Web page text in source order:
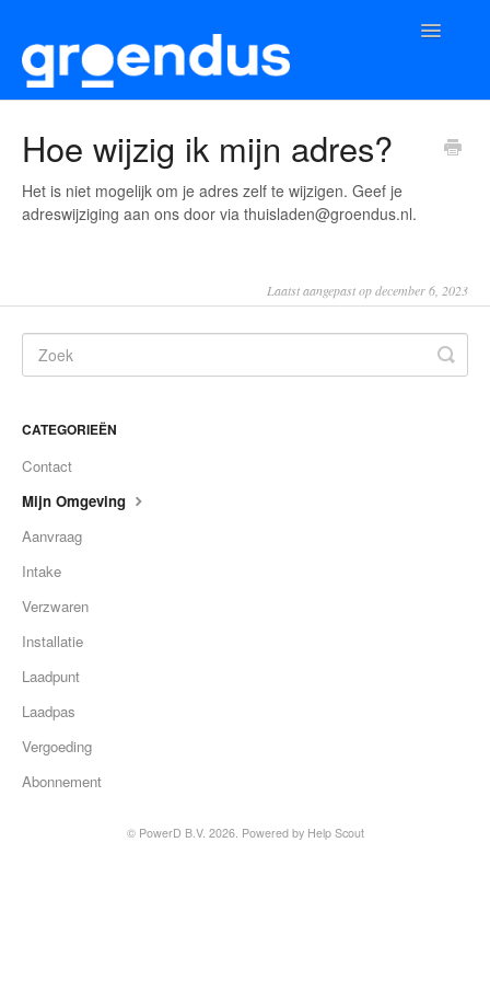
Toggle
Hoe wijzig ik mijn adres?
Het is niet mogelijk om je adres zelf te wijzigen. Geef je
adreswijziging aan ons door via thuisladen@groendus.nl.
Laatst aangepast op december 6, 2023
CATEGORIEËN
Contact
Mijn Omgeving
Aanvraag
Intake
Verzwaren
Installatie
Laadpunt
Laadpas
Vergoeding
Abonnement
© PowerD B.V. 2026. Powered by Help Scout